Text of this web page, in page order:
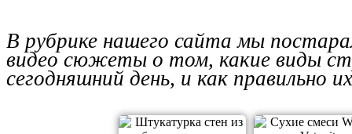
В рубрике нашего сайта мы
видео сюжеты о том, какие виды
сегодняшний день, и как правильно